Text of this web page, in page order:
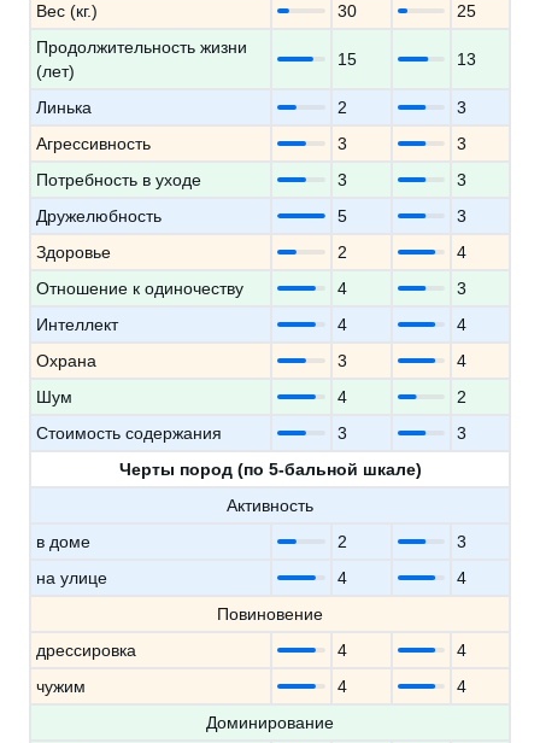
Вес (кг.)
30
25
Продолжительность жизни
(лет)
15 13
Линька 2
3
Агрессивность
3
3
Потребность в уходе
3
3
Дружелюбность
5
3
Здоровье
2
4
Отношение к одиночеству
4
3
Интеллект
4
4
Охрана
3
4
Шум
4
2
Стоимость содержания
3
3
Черты пород (по 5-бальной шкале)
Активность
в доме
2
3
на улице
4
4
Повиновение
дрессировка
4
4
чужим
4
4
Доминирование